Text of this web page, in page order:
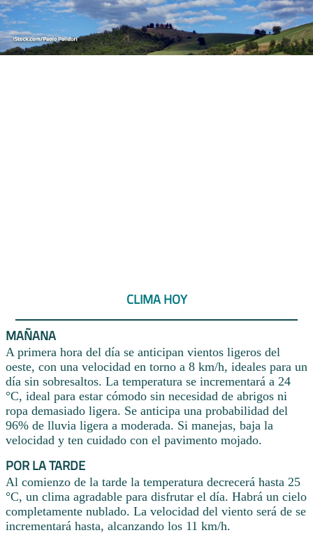
CLIMA HOY
MAÑANA
A primera hora del día se anticipan vientos ligeros del
oeste, con una velocidad en torno a 8 km/h, ideales para un
día sin sobresaltos. La temperatura se incrementará a 24
°C, ideal para estar cómodo sin necesidad de abrigos ni
ropa demasiado ligera. Se anticipa una probabilidad del
96% de lluvia ligera a moderada. Si manejas, baja la
velocidad y ten cuidado con el pavimento mojado.
POR LA TARDE
Al comienzo de la tarde la temperatura decrecerá hasta 25
°C, un clima agradable para disfrutar el día. Habrá un cielo
completamente nublado. La velocidad del viento será de se
incrementará hasta, alcanzando los 11 km/h.